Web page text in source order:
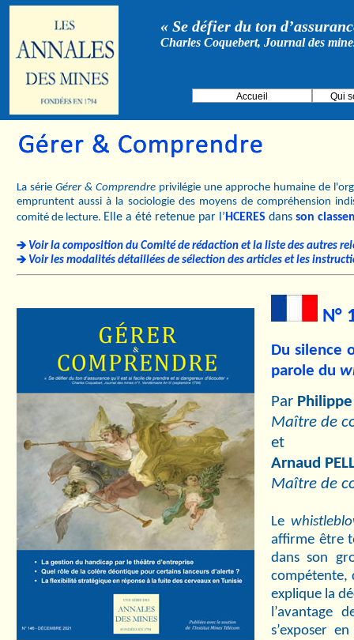
« Se défier du ton
Charles Coquebert, Journal des
Accueil Qui
La série Gérer & Comprendre privilégie une approche humaine de
empruntent aussi à la sociologie des moyens de compréhension
comité de lecture. Elle a été retenue par l’ HCERES dans son
Voir la composition du Comité de rédaction et la liste des autres
Voir les modalités détaillées de sélection des articles et les
N°
Du silence
parole du
Par Philippe
Maître de
et
Arnaud
Maître de
Le
affirme être
dans son
compétente,
explique la
l’avantage
s’exposer